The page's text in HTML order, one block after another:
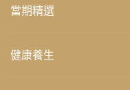
當期精選
健康養生